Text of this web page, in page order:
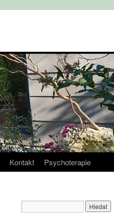
Kontakt Psychoterapie